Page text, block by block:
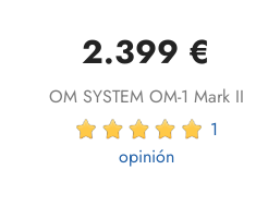
2.399 €
OM SYSTEM OM-1 Mark II
1
opinión